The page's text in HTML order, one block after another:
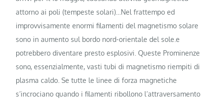
attorno ai poli (tempeste solari)…Nel frattempo ed
improvvisamente enormi filamenti del magnetismo solare
sono in aumento sul bordo nord-orientale del sole.e
potrebbero diventare presto esplosivi. Queste Prominenze
sono, essenzialmente, vasti tubi di magnetismo riempiti di
plasma caldo. Se tutte le linee di forza magnetiche
s’incrociano quando i filamenti ribollono l’attraversamento